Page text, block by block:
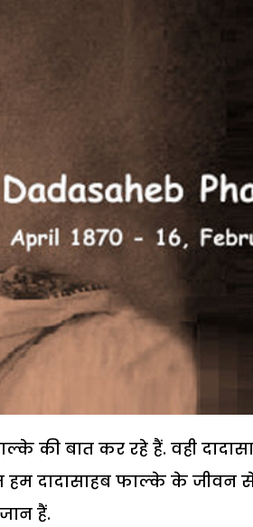
की बात कर रहे हैं. वही
हम दादासाहब फाल्के के जीवन
हैं.